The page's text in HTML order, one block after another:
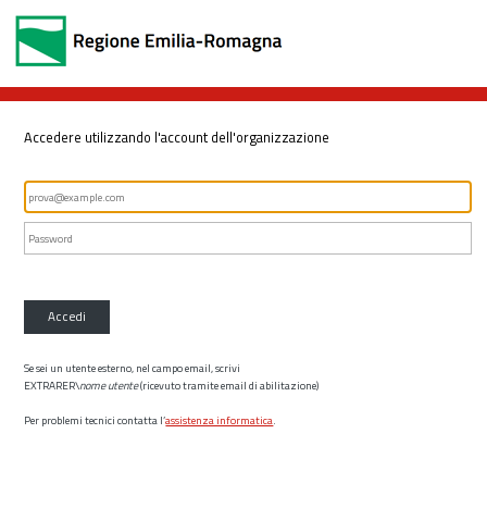
Accedere utilizzando l'account dell'organizzazione
Accedi
Se sei un utente esterno, nel campo email, scrivi
EXTRARER\nome utente(ricevuto tramite email di abilitazione)
Per problemi tecnici contatta l’assistenza informatica.